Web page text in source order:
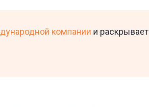
компании и раскрывает